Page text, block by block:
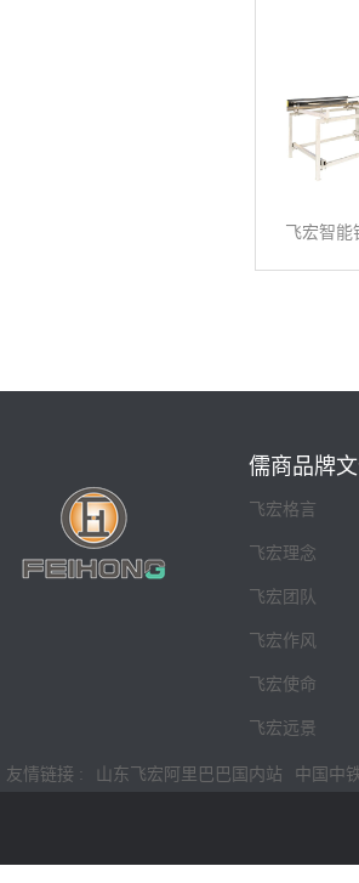
儒商品牌
飞宏格言
飞宏理念
飞宏团队
飞宏作风
飞宏使命
飞宏远景
友情链接 : 山东飞宏阿里巴巴国内站 中国中